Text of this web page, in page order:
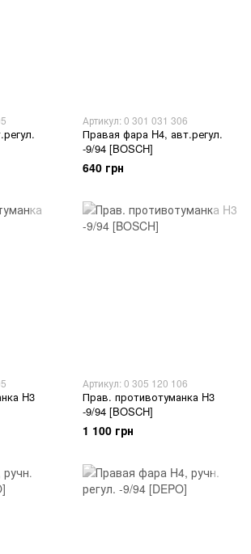
Артикул: 0 301 031 306
Правая фара H4, авт.регул.
-9/94 [BOSCH]
640 грн
H3
Артикул: 0 305 120 106
Прав. противотуманка H3
-9/94 [BOSCH]
1 100 грн